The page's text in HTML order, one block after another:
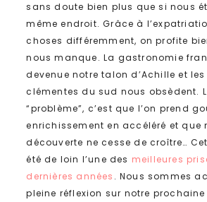
sans doute bien plus que si nous
même endroit. Grâce à
choses différemment, on profite
nous manque. La gastronomie
devenue notre talon d’Achille et
clémentes du sud nous obsèdent.
“problème”, c’est que l’on prend
enrichissement en accéléré et que
découverte ne cesse de croître…
été de loin l’une des meilleures
dernières années . Nous sommes
pleine réflexion sur notre